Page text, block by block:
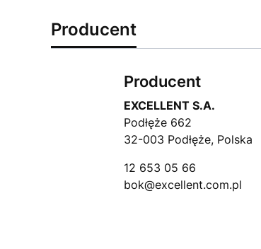
Producent
Producent
EXCELLENT S.A.
Podłęże 662
32-003 Podłęże, Polska
12 653 05 66
bok@excellent.com.pl